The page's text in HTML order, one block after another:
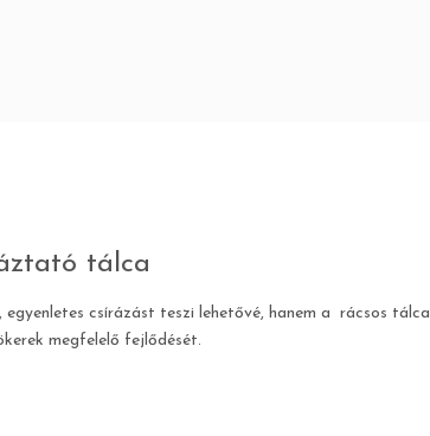
tálca
csírázást teszi lehetővé, hanem a rácsos tálca
megfelelő fejlődését.